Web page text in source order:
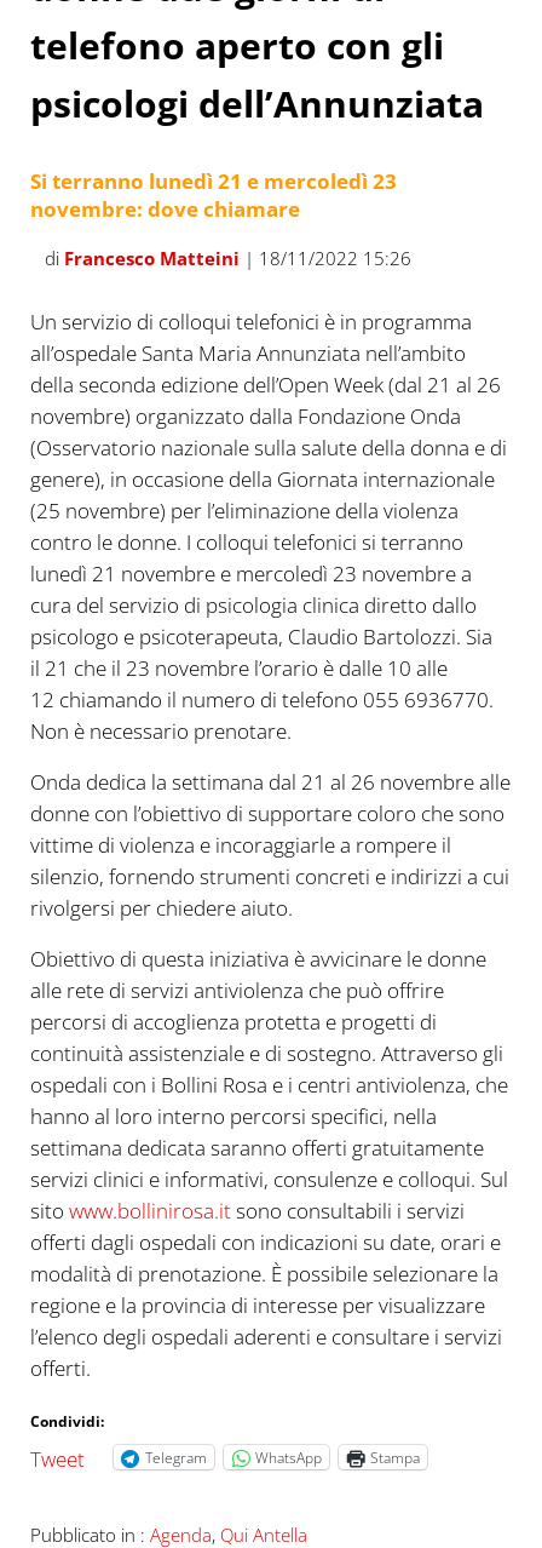
telefono aperto con gli
psicologi dell’Annunziata
Si terranno lunedì 21 e mercoledì 23
novembre: dove chiamare
di Francesco Matteini | 18/11/2022 15:26
Un servizio di colloqui telefonici è in programma
all’ospedale Santa Maria Annunziata nell’ambito
della seconda edizione dell’Open Week (dal 21 al 26
novembre) organizzato dalla Fondazione Onda
(Osservatorio nazionale sulla salute della donna e di
genere), in occasione della Giornata internazionale
(25 novembre) per l’eliminazione della violenza
contro le donne. I colloqui telefonici si terranno
lunedì 21 novembre e mercoledì 23 novembre a
cura del servizio di psicologia clinica diretto dallo
psicologo e psicoterapeuta, Claudio Bartolozzi. Sia
il 21 che il 23 novembre l’orario è dalle 10 alle
12 chiamando il numero di telefono 055 6936770.
Non è necessario prenotare.
Onda dedica la settimana dal 21 al 26 novembre alle
donne con l’obiettivo di supportare coloro che sono
vittime di violenza e incoraggiarle a rompere il
silenzio, fornendo strumenti concreti e indirizzi a cui
rivolgersi per chiedere aiuto.
Obiettivo di questa iniziativa è avvicinare le donne
alle rete di servizi antiviolenza che può offrire
percorsi di accoglienza protetta e progetti di
continuità assistenziale e di sostegno. Attraverso gli
ospedali con i Bollini Rosa e i centri antiviolenza, che
hanno al loro interno percorsi specifici, nella
settimana dedicata saranno offerti gratuitamente
servizi clinici e informativi, consulenze e colloqui. Sul
sito www.bollinirosa.itsono consultabili i servizi
offerti dagli ospedali con indicazioni su date, orari e
modalità di prenotazione. È possibile selezionare la
regione e la provincia di interesse per visualizzare
l’elenco degli ospedali aderenti e consultare i servizi
offerti.
Condividi:
Tweet Telegram WhatsApp Stampa
Pubblicato in : Agenda, Qui Antella